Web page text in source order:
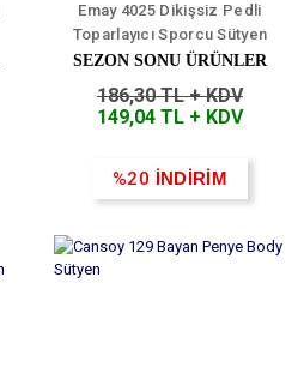
Emay 4025 Dikişsiz Pedli
Toparlayıcı Sporcu Sütyen
SEZON SONU ÜRÜNLER
186,30 TL + KDV
149,04 TL + KDV
%20 İNDİRİM